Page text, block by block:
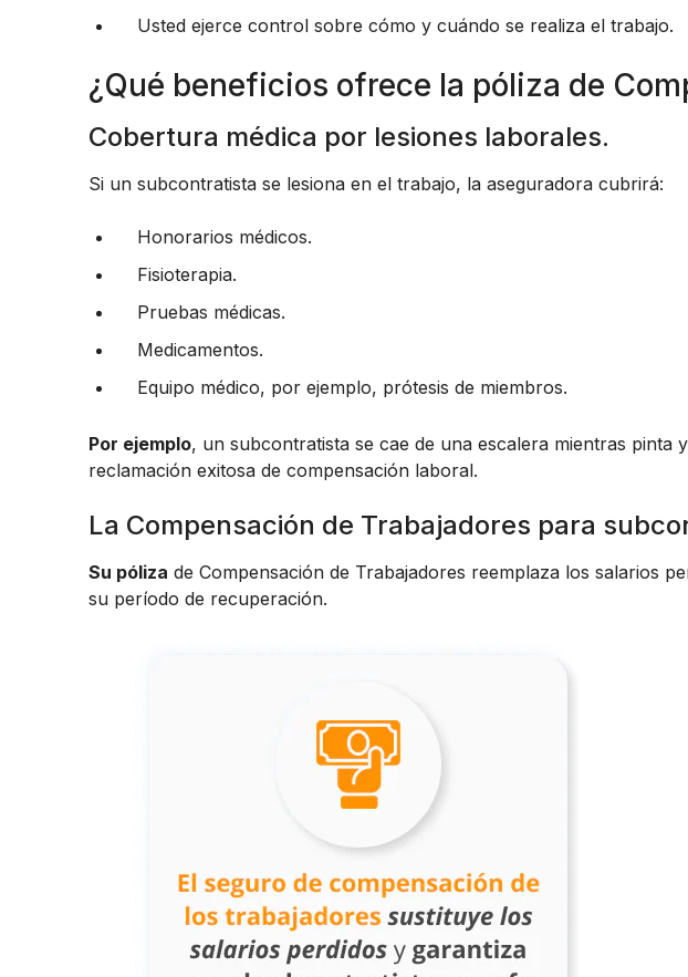
Usted ejerce control sobre cómo y cuándo se realiza el trabajo.
¿Qué beneficios ofrece la póliza de
Cobertura médica por lesiones laborales.
Si un subcontratista se lesiona en el trabajo, la aseguradora cubrirá:
Honorarios médicos.
Fisioterapia.
Pruebas médicas.
Medicamentos.
Equipo médico, por ejemplo, prótesis de miembros.
Por ejemplo, un subcontratista se cae de una escalera mientras pinta
reclamación exitosa de compensación laboral.
La Compensación de Trabajadores para
Su póliza de Compensación de Trabajadores reemplaza los salarios
su período de recuperación.